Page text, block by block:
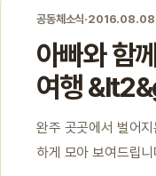
공동체소식·2016.08.08
아빠와 함
여행
완주 곳곳에서 벌어
하게 모아 보여드립니